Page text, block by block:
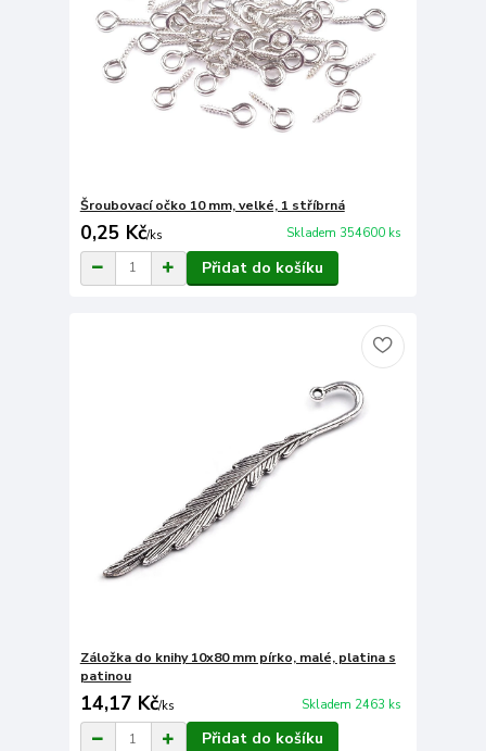
Šroubovací očko 10 mm, velké, 1 stříbrná
0,25 Kč/ks Skladem 354600 ks
Přidat do košíku
Záložka do knihy 10x80 mm pírko, malé, platina s
patinou
14,17 Kč/ks Skladem 2463 ks
Přidat do košíku